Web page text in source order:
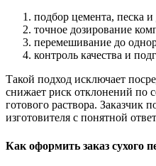
подбор цемента, песка
точное дозирование
перемешивание до
контроль качества и
Такой подход исключает
снижает риск отклонений по
готового раствора. Заказчик
изготовителя с понятной
Как оформить заказ сухого